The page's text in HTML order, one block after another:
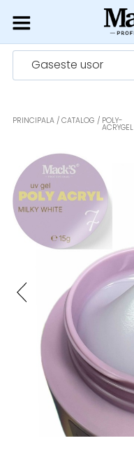
Gaseste usor
PRINCIPALA CATALOG POLY-
ACRYGEL